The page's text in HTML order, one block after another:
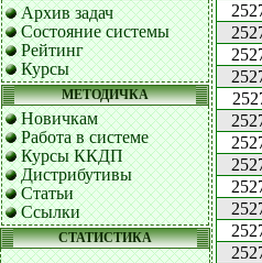
Архив задач
Состояние системы
Рейтинг
Курсы
МЕТОДИЧКА
Новичкам
Работа в системе
Курсы ККДП
Дистрибутивы
Статьи
Ссылки
СТАТИСТИКА